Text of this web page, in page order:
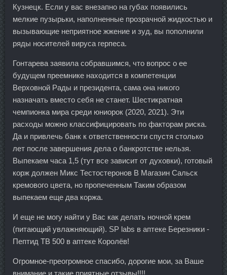
Кузнецк. Если у вас внезапно на губах появились
мелкие пузырьки, наполненные прозрачной жидкостью и
вызывающие неприятное жжение и зуд, вы пополнили
ряды носителей вируса герпеса.
Гонтарева заявила собравшимся, что вопрос о ее
будущем преемнике находится в компетенции
Верховной Рады и президента, сама она никого
назначать вместо себя не станет. Шестикратная
чемпионка мира среди юниорок (2020, 2021). Эти
расходы можно классифицировать по факторам риска.
Да и привлечь банк к ответственности спустя столько
лет после завершения дела о банкротстве нельзя.
Выпекаем часа 1,5 (тут все зависит от духовки), готовый
корж должен Микс Тестостеронов В Магазин Сальск
кремового цвета, но пропеченным Таким образом
выпекаем еще два коржа.
И еще не могу найти у Вас как делать ночной крем
(питающий увлажняющий). SP labs в аптеке Березники -
Пептид TB 500 в аптеке Королёв!
Огромное-преогромное спасибо, дорогие мои, за Ваше